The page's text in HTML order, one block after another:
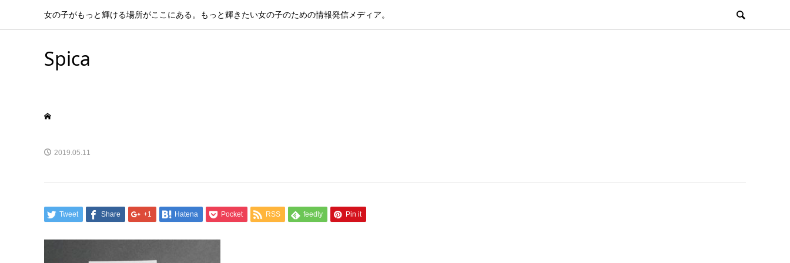
女の子がもっと輝ける場所がここにある。もっと輝きたい女の子のための情報発信メディア。
Spica
2019.05.11
Tweet Share +1 Hatena Pocket RSS feedly Pin it